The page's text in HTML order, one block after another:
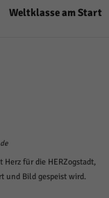
Weltklasse am Start
Herz für die HERZogstadt,
und Bild gespeist wird.